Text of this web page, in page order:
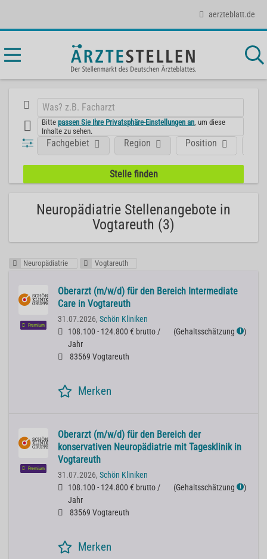
aerzteblatt.de
Bittepassen Sie Ihre Privatsphäre-Einstellungen an , um diese
Inhalte zu sehen.
Position
Fachgebiet Region
Neuropädiatrie Stellenangebote in
Vogtareuth (3)
Neuropädiatrie Vogtareuth
Premium
Oberarzt (m/w/d) für den Bereich Intermediate
Care in Vogtareuth
31.07.2026, Schön Kliniken
108.100 - 124.800 € brutto /
Jahr
(Gehaltsschätzung ℹ )
83569 Vogtareuth
Merken
Premium
Oberarzt (m/w/d) für den Bereich der
konservativen Neuropädiatrie mit Tagesklinik in
Vogtareuth
31.07.2026, Schön Kliniken
108.100 - 124.800 € brutto /
Jahr
(Gehaltsschätzung ℹ )
83569 Vogtareuth
Merken